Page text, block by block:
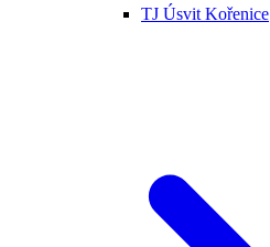
TJ Úsvit Kořenice